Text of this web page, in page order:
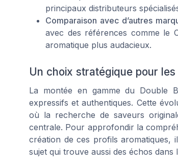
principaux distributeurs
Comparaison avec d’autres
avec des références comme le
aromatique plus audacieux.
Un choix stratégique pour
La montée en gamme du Double
expressifs et authentiques. Cette
où la recherche de saveurs
centrale. Pour approfondir la
création de ces profils aromatiques,
sujet qui trouve aussi des échos dans